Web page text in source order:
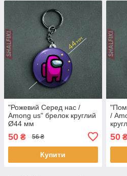
"Рожевий Серед нас /
Among us" брелок круглий
Ø44 мм
50 ₴ 56 ₴
Купити
/
50